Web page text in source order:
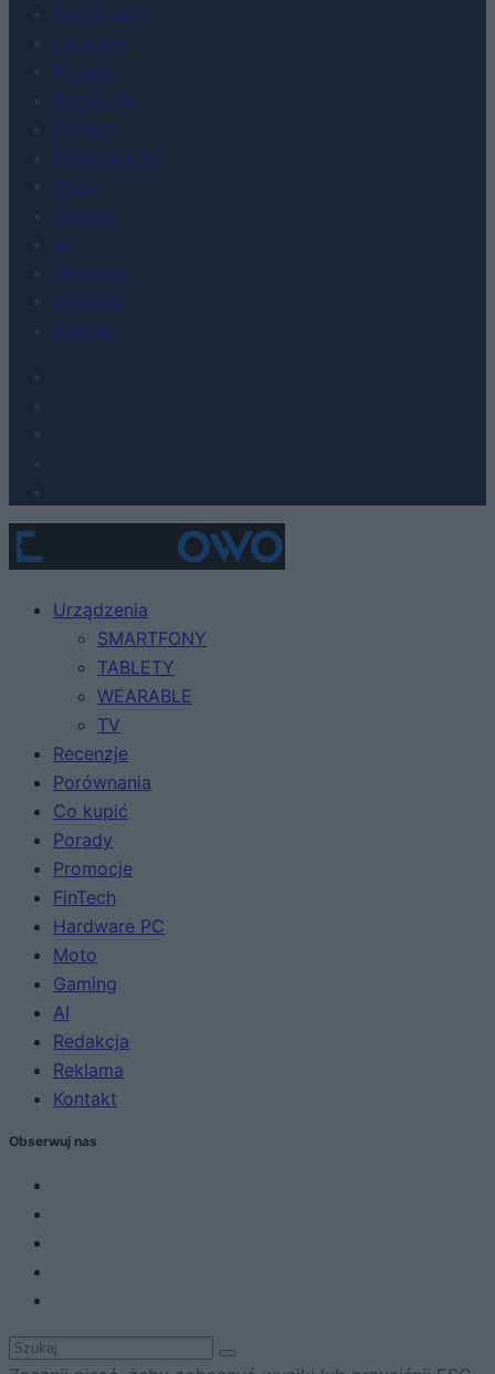
Porównania
Co kupić
Porady
Promocje
FinTech
Hardware PC
Moto
Gaming
AI
Redakcja
Reklama
Kontakt
Urządzenia
SMARTFONY
TABLETY
WEARABLE
TV
Recenzje
Porównania
Co kupić
Porady
Promocje
FinTech
Hardware PC
Moto
Gaming
AI
Redakcja
Reklama
Kontakt
Obserwuj nas